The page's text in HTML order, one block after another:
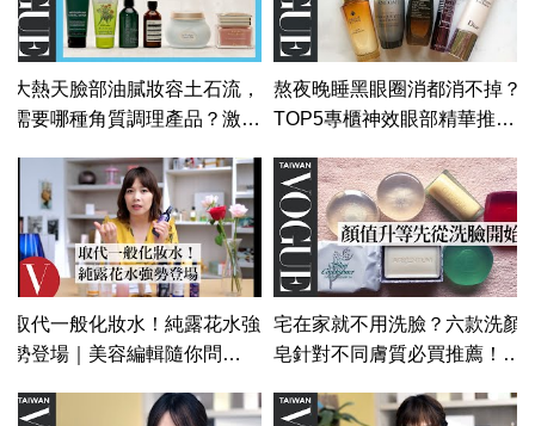
大熱天臉部油膩妝容土石流，
需要哪種角質調理產品？激推
｜美容編輯隨你問145｜
Vogue Taiwan
熬夜晚睡黑眼圈消都消不掉？
TOP5專櫃神效眼部精華推薦
Vogue Taiwan
取代一般化妝水！純露花水強
勢登場｜美容編輯隨你問
宅在家就不用洗臉？六款洗顏
皂針對不同膚質必買推薦！｜
Taiwan #好家在我在家 #宅保